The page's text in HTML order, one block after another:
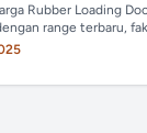
Rubber Loading
range terbaru,
memilih rubber